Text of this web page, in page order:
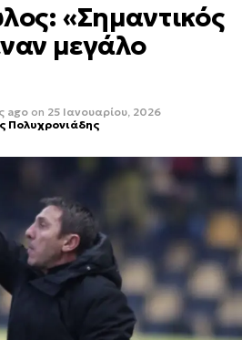
«Σημαντικός
μεγάλο
ago on 25 Ιανουαρίου, 2026
Πολυχρονιάδης